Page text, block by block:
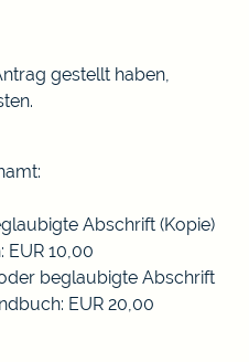
gestellt haben,
Abschrift (Kopie)
10,00
beglaubigte Abschrift
EUR 20,00